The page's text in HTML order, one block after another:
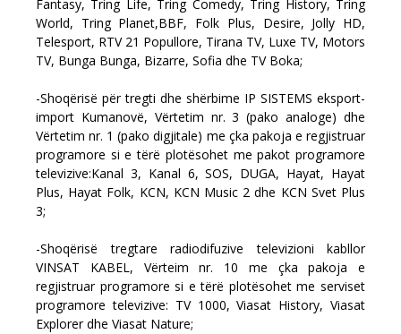
Fantasy, Tring Life, Tring Comedy, Tring History, Tring
World, Tring Planet,BBF, Folk Plus, Desire, Jolly HD,
Telesport, RTV 21 Popullore, Tirana TV, Luxe TV, Motors
TV, Bunga Bunga, Bizarre, Sofia dhe TV Boka;
-Shoqërisë për tregti dhe shërbime IP SISTEMS eksport-
import Kumanovë, Vërtetim nr. 3 (pako analoge) dhe
Vërtetim nr. 1 (pako digjitale) me çka pakoja e regjistruar
programore si e tërë plotësohet me pakot programore
televizive:Kanal 3, Kanal 6, SOS, DUGA, Hayat, Hayat
Plus, Hayat Folk, KCN, KCN Music 2 dhe KCN Svet Plus
3;
-Shoqërisë tregtare radiodifuzive televizioni kabllor
VINSAT KABEL, Vërteim nr. 10 me çka pakoja e
regjistruar programore si e tërë plotësohet me serviset
programore televizive: TV 1000, Viasat History, Viasat
Explorer dhe Viasat Nature;